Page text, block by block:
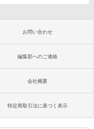
お問い合わせ
編集部へのご連絡
会社概要
特定商取引法に基づく表示